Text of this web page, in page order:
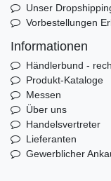
Unser
Vorbestellungen
Informationen
Händlerbund -
Produkt-Kataloge
Messen
Über uns
Handelsvertreter
Lieferanten
Gewerblicher